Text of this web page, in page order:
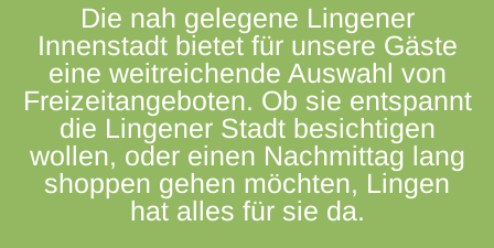
Die nah gelegene Lingener
Innenstadt bietet für unsere Gäste
eine weitreichende Auswahl von
Freizeitangeboten. Ob sie entspannt
die Lingener Stadt besichtigen
wollen, oder einen Nachmittag lang
shoppen gehen möchten, Lingen
hat alles für sie da.